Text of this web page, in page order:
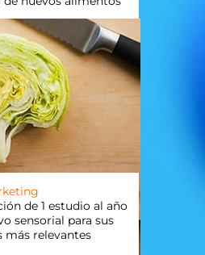
de 1 estudio al año
sensorial para sus
más relevantes